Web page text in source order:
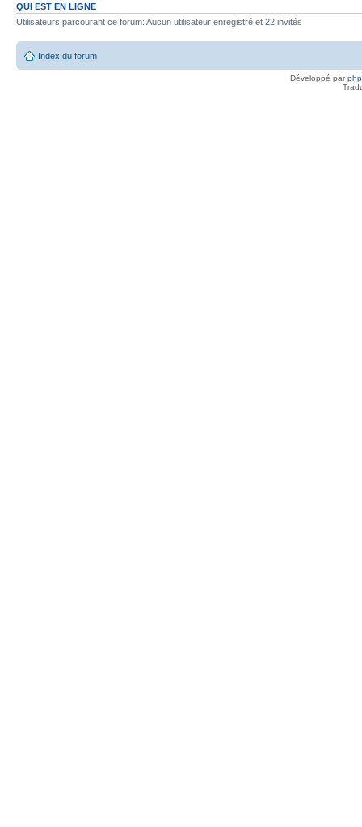
QUI EST EN LIGNE
Utilisateurs parcourant ce forum: Aucun utilisateur enregistré et 22 invités
Index du forum
Développé par